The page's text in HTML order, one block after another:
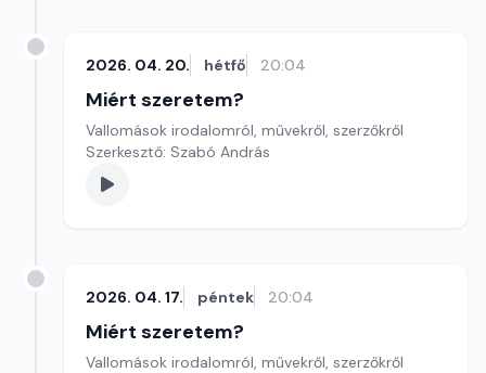
2026. 04. 20. hétfő 20:04
Miért szeretem?
Vallomások irodalomról, művekről, szerzőkről
Szerkesztő: Szabó András
2026. 04. 17. péntek 20:04
Miért szeretem?
Vallomások irodalomról, művekről, szerzőkről